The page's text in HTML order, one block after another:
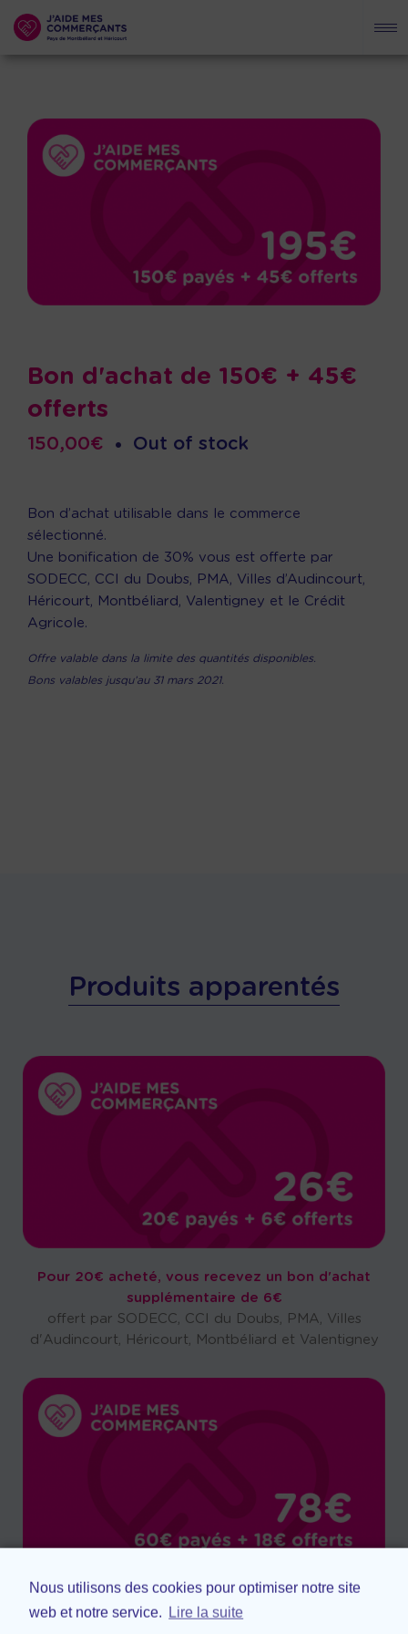
Nous utilisons des cookies pour optimiser notre site
web et notre service. Lire la suite
Bon d'achat de 150€ + 45€
offerts
150,00€ • Out of stock
Bon d’achat utilisable dans le commerce
sélectionné.
Une bonification de 30% vous est offerte par
SODECC, CCI du Doubs, PMA, Villes d’Audincourt,
Héricourt, Montbéliard, Valentigney et le Crédit
Agricole.
Offre valable dans la limite des quantités disponibles.
Bons valables jusqu’au 31 mars 2021.
Produits apparentés
Pour 20€ acheté, vous recevez un bon d'achat
supplémentaire de 6€
offert par SODECC, CCI du Doubs, PMA, Villes
d'Audincourt, Héricourt, Montbéliard et Valentigney
Pour 60€ acheté, vous recevez un bon d'achat
supplémentaire de 18€